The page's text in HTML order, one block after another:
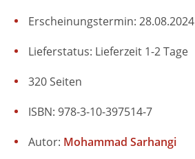
Erscheinungstermin: 28.08.2024
Lieferstatus: Lieferzeit 1-2 Tage
ISBN: 978-3-10-397514-7
320 Seiten
Autor: Mohammad Sarhangi